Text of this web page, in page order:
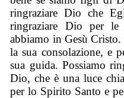
ringraziare Dio che
ringraziare Dio per le
abbiamo in Gesù
la sua consolazione, e
sua guida. Possiamo
Dio, che è una luce
per lo Spirito Santo e